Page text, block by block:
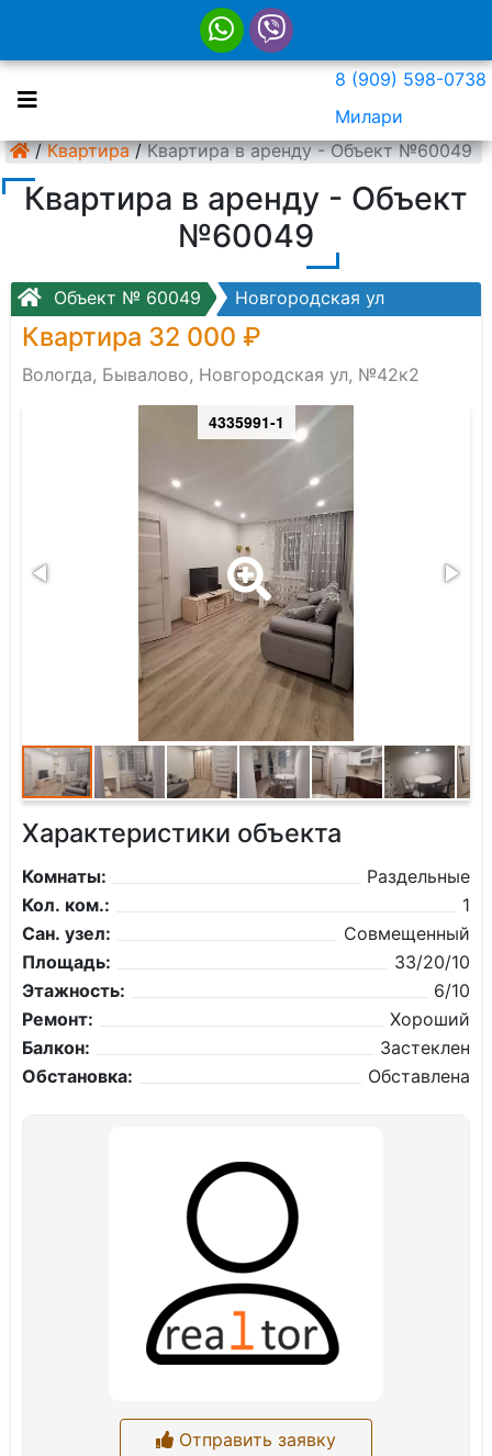
8 (909) 598-0738
Милари
/ Квартира / Квартира в аренду - Объект №60049
Квартира в аренду - Объект
№60049
Объект № 60049 Новгородская ул
Квартира 32 000 ₽
Вологда, Бывалово, Новгородская ул, №42к2
4335991-1
Характеристики объекта
Комнаты:
Раздельные
Кол. ком.:
1
Сан. узел:
Совмещенный
Площадь:
33/20/10
Этажность:
6/10
Ремонт:
Хороший
Балкон:
Застеклен
Обстановка:
Обставлена
Отправить заявку